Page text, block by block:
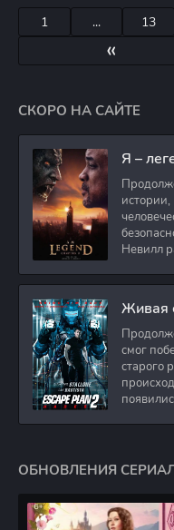
«
1 ... 13
СКОРО НА САЙТЕ
Я –
Невилл
Живая
смог
старого
ОБНОВЛЕНИЯ